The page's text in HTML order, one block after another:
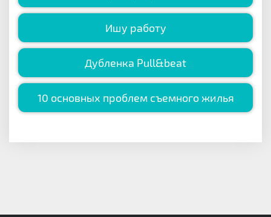
Ишу работу
Дубленка Pull&beat
10 основных проблем съемного жилья